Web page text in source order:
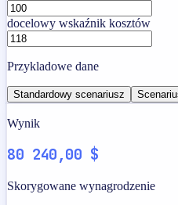
docelowy wskaźnik kosztów
Przykladowe dane
Standardowy scenariusz
Wynik
80 240,00 $
Skorygowane wynagrodzenie